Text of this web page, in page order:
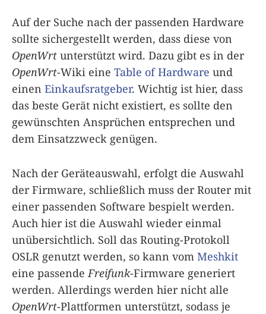
Auf der Suche nach der passenden Hardware
sollte sichergestellt werden, dass diese von
OpenWrt unterstützt wird. Dazu gibt es in der
OpenWrt-Wiki eine Table of Hardware und
einen Einkaufsratgeber. Wichtig ist hier, dass
das beste Gerät nicht existiert, es sollte den
gewünschten Ansprüchen entsprechen und
dem Einsatzzweck genügen.
Nach der Geräteauswahl, erfolgt die Auswahl
der Firmware, schließlich muss der Router mit
einer passenden Software bespielt werden.
Auch hier ist die Auswahl wieder einmal
unübersichtlich. Soll das Routing-Protokoll
OSLR genutzt werden, so kann vom Meshkit
eine passendeFreifunk-Firmware generiert
werden. Allerdings werden hier nicht alle
OpenWrt-Plattformen unterstützt, sodass je